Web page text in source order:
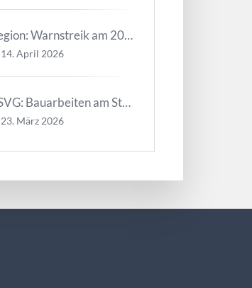
Region: Warnstreik am 20. und 21.04.2026 *Update*
14. April 2026
BSVG: Bauarbeiten am Steinweg – Buslinien halten verändert
23. März 2026